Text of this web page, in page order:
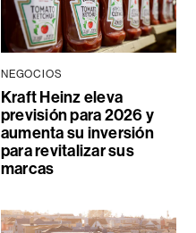
NEGOCIOS
Kraft Heinz eleva
previsión para 2026 y
aumenta su inversión
para revitalizar sus
marcas